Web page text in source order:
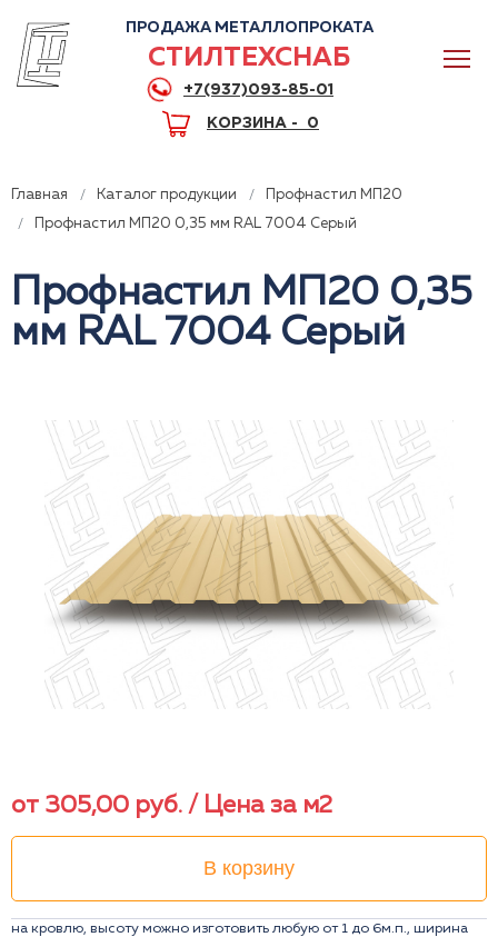
0
+7(937)093-85-01
ПРОДАЖА МЕТАЛЛОПРОКАТА
СТИЛТЕХСНАБ
+7(937)093-85-01
КОРЗИНА - 0
Главная Каталог продукции
Профнастил МП20
Профнастил МП20 0,35 мм RAL 7004 Серый
Профнастил МП20 0,35
мм RAL 7004 Серый
от 305,00 руб. / Цена за м2
В корзину
на кровлю, высоту можно изготовить любую от 1 до 6м.п., ширина